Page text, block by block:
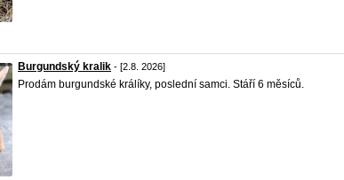
Burgundský kralik - [2.8. 2026]
Prodám burgundské králíky, poslední samci. Stáří 6 měsíců.